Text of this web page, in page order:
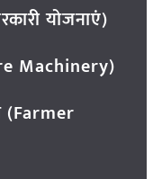
योजनाएं)
Machinery)
(Farmer